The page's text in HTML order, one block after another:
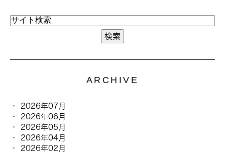
ARCHIVE
2026年07月
2026年06月
2026年05月
2026年04月
2026年02月